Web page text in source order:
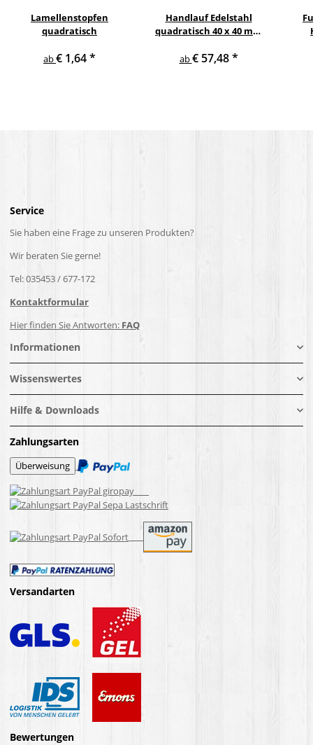
Lamellenstopfen
quadratisch
ab€ 1,64*
Handlauf Edelstahl
quadratisch 40 x 40 mm
Edelstahlhalter
ab€ 57,48*
Service
Sie haben eine Frage zu unseren Produkten?
Wir beraten Sie gerne!
Tel: 035453 / 677-172
Kontaktformular
Hier finden Sie Antworten: FAQ
Informationen
Wissenswertes
Hilfe & Downloads
Zahlungsarten
Versandarten
Bewertungen